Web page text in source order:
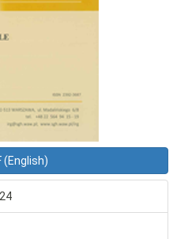
(English)